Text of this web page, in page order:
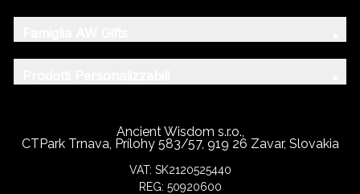
Ancient Wisdom s.r.o.,
CTPark Trnava, Prílohy 583/57, 919 26 Zavar, Slovakia
VAT: SK2120525440
REG: 50920600